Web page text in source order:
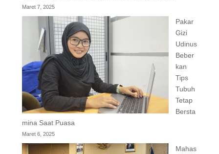
Maret 7, 2025
Pakar
Gizi
Udinus
Beber
kan
Tips
Tubuh
Tetap
Bersta
mina Saat Puasa
Maret 6, 2025
Mahas